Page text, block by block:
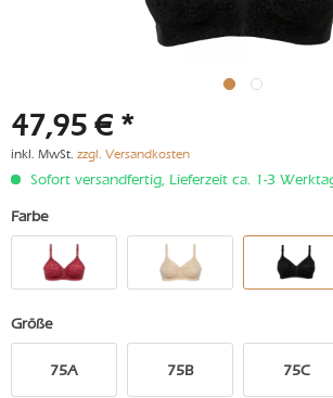
47,95 € *
inkl. MwSt. zzgl. Versandkosten
Sofort versandfertig, Lieferzeit ca. 1-3
Farbe
Größe
75A 75B 75C